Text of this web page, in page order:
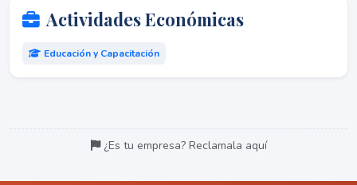
Actividades Económicas
Educación y Capacitación
¿Es tu empresa? Reclamala aquí